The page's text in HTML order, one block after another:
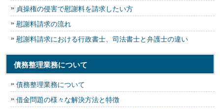
貞操権の侵害で慰謝料を請求したい方
慰謝料請求の流れ
慰謝料請求における行政書士、司法書士と弁護士の違い
債務整理業務について
債務整理業務について
借金問題の様々な解決方法と特徴